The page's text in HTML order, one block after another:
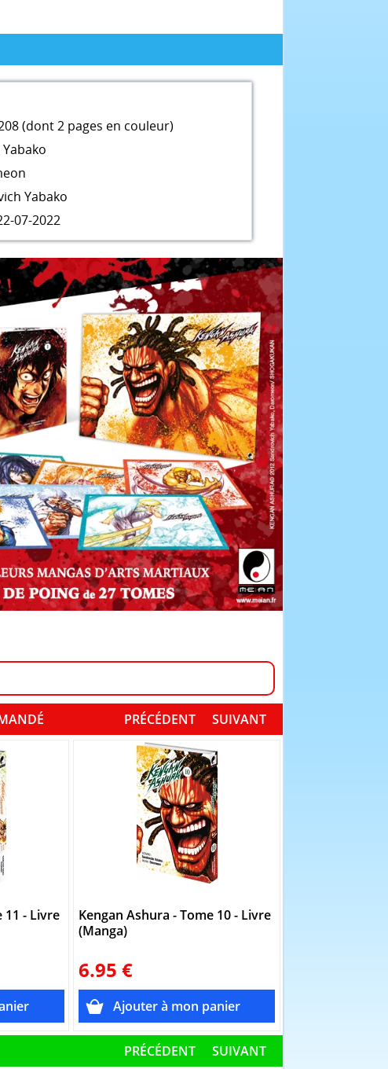
(dont 2 pages en couleur)
Yabako
07-2022
SUIVANT
PRÉCÉDENT
11 - Livre
Kengan Ashura - Tome 10 - Livre
(Manga)
6.95 €
SUIVANT
PRÉCÉDENT